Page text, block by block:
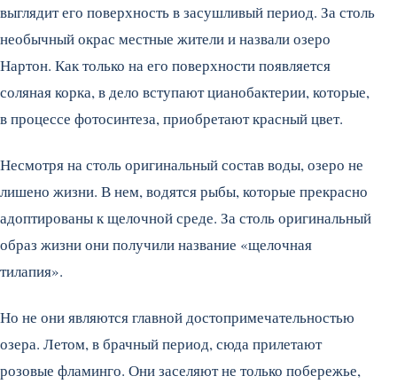
выглядит его поверхность в засушливый период. За столь
необычный окрас местные жители и назвали озеро
Нартон. Как только на его поверхности появляется
соляная корка, в дело вступают цианобактерии, которые,
в процессе фотосинтеза, приобретают красный цвет.
Несмотря на столь оригинальный состав воды, озеро не
лишено жизни. В нем, водятся рыбы, которые прекрасно
адоптированы к щелочной среде. За столь оригинальный
образ жизни они получили название «щелочная
тилапия».
Но не они являются главной достопримечательностью
озера. Летом, в брачный период, сюда прилетают
розовые фламинго. Они заселяют не только побережье,